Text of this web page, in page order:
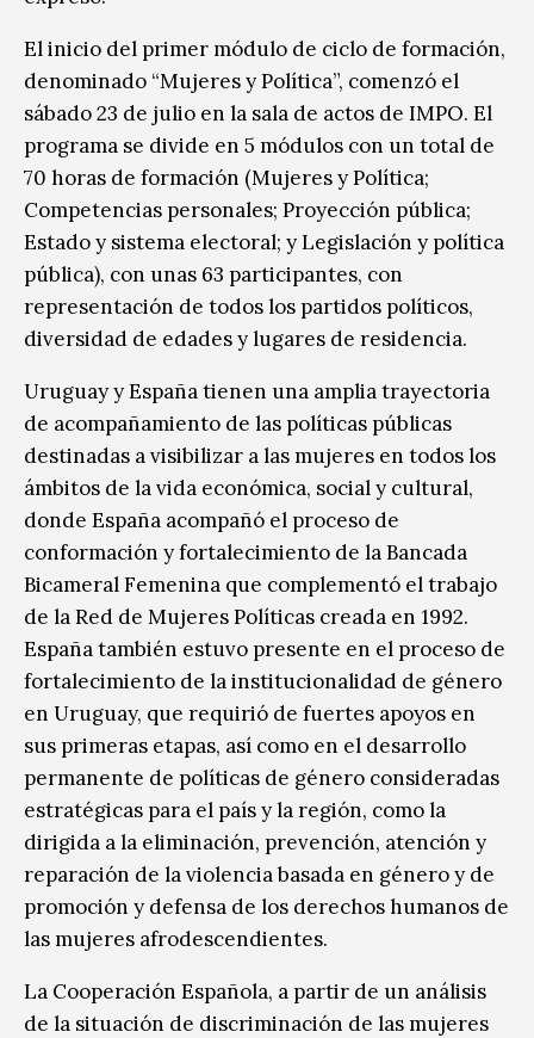
El inicio del primer módulo de ciclo de formación,
denominado “Mujeres y Política”, comenzó el
sábado 23 de julio en la sala de actos de IMPO. El
programa se divide en 5 módulos con un total de
70 horas de formación (Mujeres y Política;
Competencias personales; Proyección pública;
Estado y sistema electoral; y Legislación y política
pública), con unas 63 participantes, con
representación de todos los partidos políticos,
diversidad de edades y lugares de residencia.
Uruguay y España tienen una amplia trayectoria
de acompañamiento de las políticas públicas
destinadas a visibilizar a las mujeres en todos los
ámbitos de la vida económica, social y cultural,
donde España acompañó el proceso de
conformación y fortalecimiento de la Bancada
Bicameral Femenina que complementó el trabajo
de la Red de Mujeres Políticas creada en 1992.
España también estuvo presente en el proceso de
fortalecimiento de la institucionalidad de género
en Uruguay, que requirió de fuertes apoyos en
sus primeras etapas, así como en el desarrollo
permanente de políticas de género consideradas
estratégicas para el país y la región, como la
dirigida a la eliminación, prevención, atención y
reparación de la violencia basada en género y de
promoción y defensa de los derechos humanos de
las mujeres afrodescendientes.
La Cooperación Española, a partir de un análisis
de la situación de discriminación de las mujeres